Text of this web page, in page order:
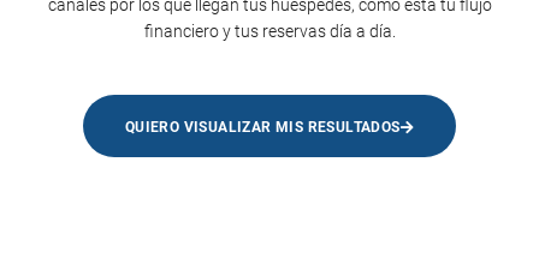
canales por los que llegan tus huéspedes, cómo está tu flujo
financiero y tus reservas día a día.
QUIERO VISUALIZAR MIS RESULTADOS